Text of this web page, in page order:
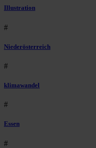
Illustration
#
Niederösterreich
#
klimawandel
#
Essen
#